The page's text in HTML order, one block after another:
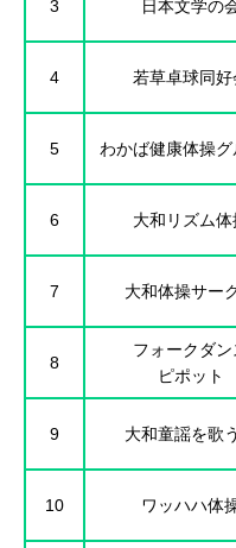
3 日本文学の
4 若草卓球同好
5 わかば健康体操
6 大和リズム体
7 大和体操サー
8
フォークダン
ピポット
9 大和童謡を歌
10 ワッハハ体